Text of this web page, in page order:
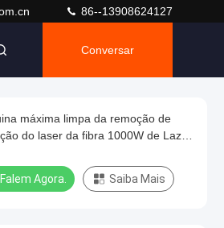
86--13908624127
Conversar
máxima limpa da remoção de
do laser da fibra 1000W de Lazer
Falem Agora. Saiba Mais